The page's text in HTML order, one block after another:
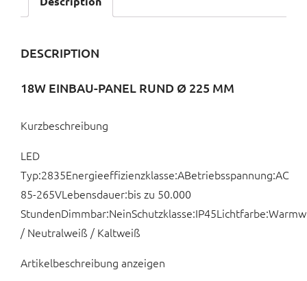
DESCRIPTION
18W EINBAU-PANEL RUND Ø 225 MM
Kurzbeschreibung
LED
Typ:2835Energieeffizienzklasse:ABetriebsspannung:AC
85-265VLebensdauer:bis zu 50.000
/ Neutralweiß / Kaltweiß
Artikelbeschreibung anzeigen